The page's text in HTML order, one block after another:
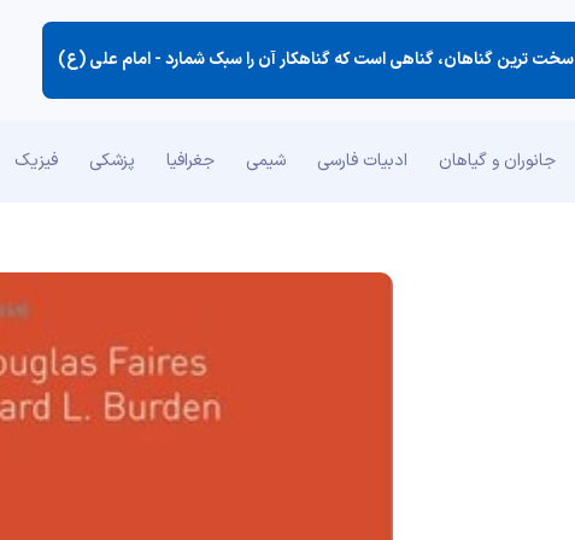
سخت ترین گناهان، گناهی است كه گناهكار آن را سبك شمارد -امام علی (ع)
جانوران و گیاهان ادبیات فارسی شیمی جغرافیا پزشکی فیزیک